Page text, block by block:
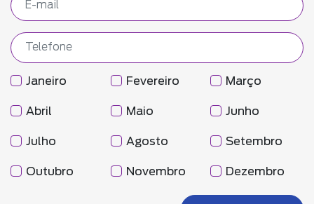
Janeiro Fevereiro Março
Abril Maio Junho
Julho Agosto Setembro
Outubro Novembro Dezembro